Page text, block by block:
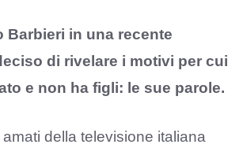
Barbieri in una recente
di rivelare i motivi per cui
e non ha figli: le sue parole.
della televisione italiana